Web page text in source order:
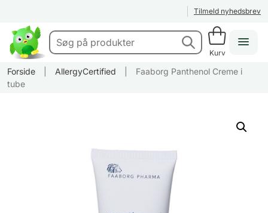
Tilmeld nyhedsbrev
Kurv
Forside AllergyCertified
Faaborg Panthenol Creme i
tube